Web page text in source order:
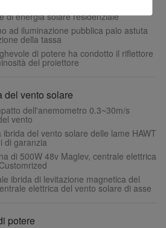
astuto del montaggio del tetto
di energia solare residenziale
ad iluminazione pubblica palo astuta
della tassa
di potere ha condotto il riflettore
del proiettore
del vento solare
dell'anemometro 0.3~30m/s
vento
del vento solare delle lame HAWT
di garanzia
di 500W 48v Maglev, centrale elettrica
ibrida di levitazione magnetica del
elettrica del vento solare di asse
potere